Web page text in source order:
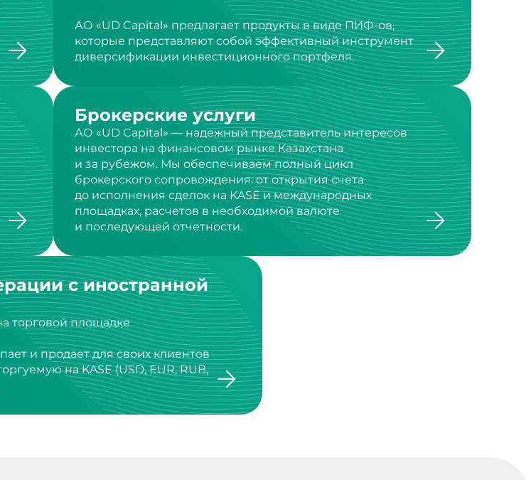
АО «UD Capital» предлагает продукты в виде ПИФ-ов,
которые представляют собой эффективный инструмент
диверсификации инвестиционного портфеля.
Брокерские услуги
АО «UD Capital» — надежный представитель интересов
инвестора на финансовом рынке Казахстана
и за рубежом. Мы обеспечиваем полный цикл
брокерского сопровождения: от открытия счета
до исполнения сделок на KASE и международных
площадках, расчетов в необходимой валюте
и последующей отчетности.
с иностранной
торговой площадке
и продает для своих клиентов
на KASE (USD, EUR, RUB,